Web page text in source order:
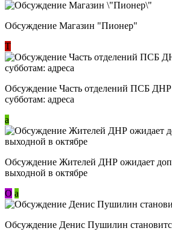
Обсуждение Магазин "Пионер"
Т
Обсуждение Часть отделений ПСБ ДНР
субботам: адреса
a
Обсуждение Жителей ДНР ожидает
выходной в октябре
О a
Обсуждение Денис Пушилин